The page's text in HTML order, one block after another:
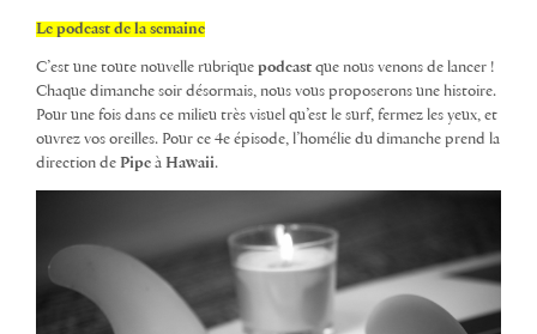
Le podcast de la semaine
C’est une toute nouvelle rubrique podcast que nous venons de lancer !
Chaque dimanche soir désormais, nous vous proposerons une histoire.
Pour une fois dans ce milieu très visuel qu’est le surf, fermez les yeux, et
ouvrez vos oreilles. Pour ce 4e épisode, l’homélie du dimanche prend la
direction de Pipe à Hawaii.